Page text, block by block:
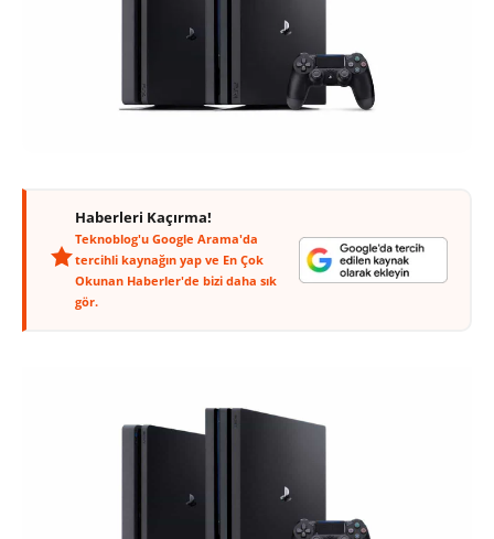
Haberleri Kaçırma!
Teknoblog'u Google Arama'da
tercihli kaynağın yap ve En Çok
Okunan Haberler'de bizi daha sık
gör.